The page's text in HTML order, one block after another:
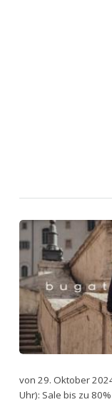
von 29. Oktober
Uhr): Sale bis zu 80%